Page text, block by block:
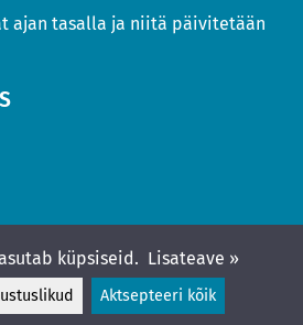
ajan tasalla ja niitä päivitetään
küpsiseid. Lisateave »
Aktsepteeri kõik